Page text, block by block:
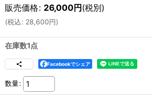
販売価格: 26,000円(税別)
(税込: 28,600円)
在庫数1点
Facebookでシェア
数量: